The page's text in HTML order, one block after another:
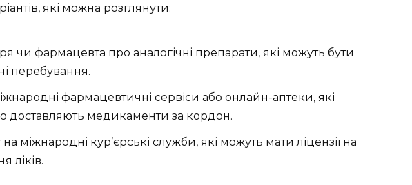
які можна розглянути:
чи фармацевта про аналогічні препарати, які можуть бути
перебування.
фармацевтичні сервіси або онлайн-аптеки, які
доставляють медикаменти за кордон.
міжнародні кур’єрські служби, які можуть мати ліцензії на
ліків.